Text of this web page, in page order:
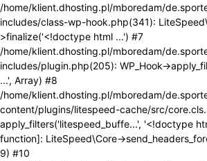
/home/klient.dhosting.pl/mboredam/
includes/class-wp-hook.php(341):
>finalize('<!doctype html ...') #7
/home/klient.dhosting.pl/mboredam/
includes/plugin.php(205): WP_Hook-
...', Array) #8
/home/klient.dhosting.pl/mboredam/
content/plugins/litespeed-cache/src/
apply_filters('litespeed_buffe...', '<!doctype
function]: LiteSpeed\Core-
9) #10